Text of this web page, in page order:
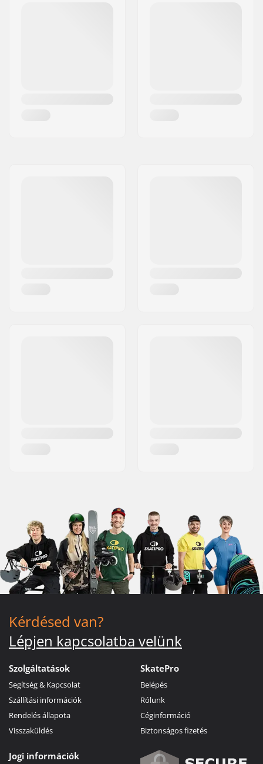
Kérdésed van?
Lépjen kapcsolatba velünk
Szolgáltatások
Segítség & Kapcsolat
Szállítási információk
Rendelés állapota
Visszaküldés
SkatePro
Belépés
Rólunk
Céginformáció
Biztonságos fizetés
Jogi információk